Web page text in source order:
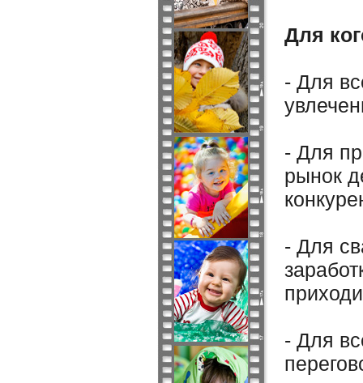
Для
- Для
- Для
рынок
- Для
- Для